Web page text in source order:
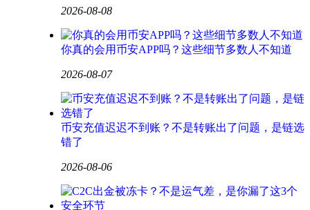
2026-08-08
你真的会用币安APP吗？这些细节多数人不知道
2026-08-07
币安充值迟迟不到账？不是转账出了问题，是链选
错了
2026-08-06